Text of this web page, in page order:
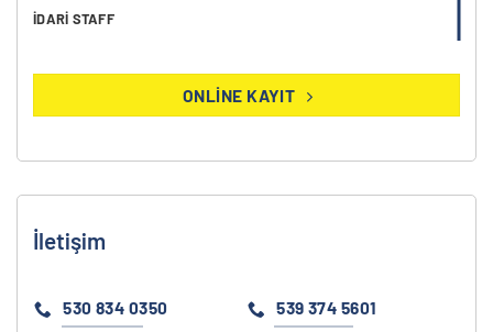
İDARI STAFF
ONLINE KAYIT
İletişim
530 834 0350 539 374 5601